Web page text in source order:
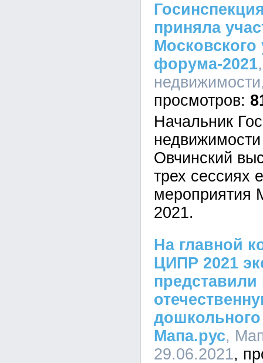
приняла
Московского
форума-2021
Начальник
Овчинский
трех сессиях
мероприятия
2021.
На главной
ЦИПР 2021
Мапа.рус,
29.06.2021